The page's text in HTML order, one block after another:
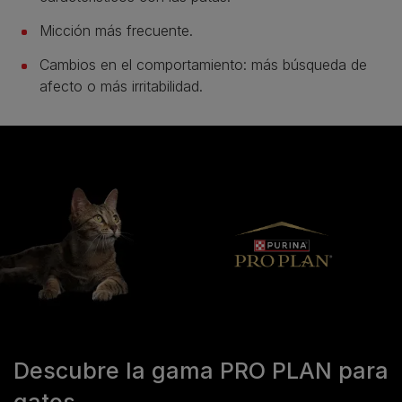
Micción más frecuente.
Cambios en el comportamiento: más búsqueda de
afecto o más irritabilidad.
Descubre la gama PRO PLAN para